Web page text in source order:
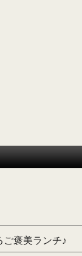
ご褒美ランチ♪